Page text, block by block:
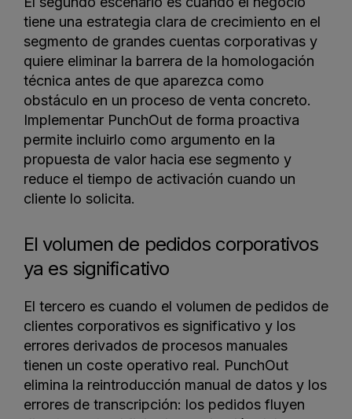
tiene una estrategia clara de crecimiento en el
segmento de grandes cuentas corporativas y
quiere eliminar la barrera de la homologación
técnica antes de que aparezca como
obstáculo en un proceso de venta concreto.
Implementar PunchOut de forma proactiva
permite incluirlo como argumento en la
propuesta de valor hacia ese segmento y
reduce el tiempo de activación cuando un
cliente lo solicita.
El volumen de pedidos corporativos
ya es significativo
El tercero es cuando el volumen de pedidos de
clientes corporativos es significativo y los
errores derivados de procesos manuales
tienen un coste operativo real. PunchOut
elimina la reintroducción manual de datos y los
errores de transcripción: los pedidos fluyen